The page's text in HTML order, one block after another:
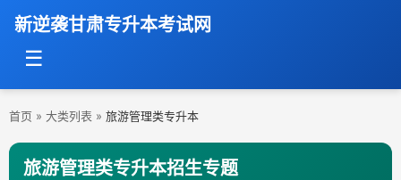
新逆袭甘肃专升本考试网
☰
首页 » 大类列表 » 旅游管理类专升本
旅游管理类专升本招生专题